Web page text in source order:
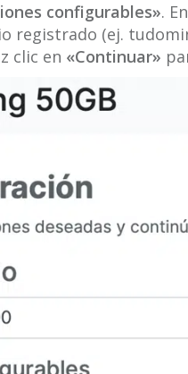
configurables».
registrado (ej.
clic en «Continuar»